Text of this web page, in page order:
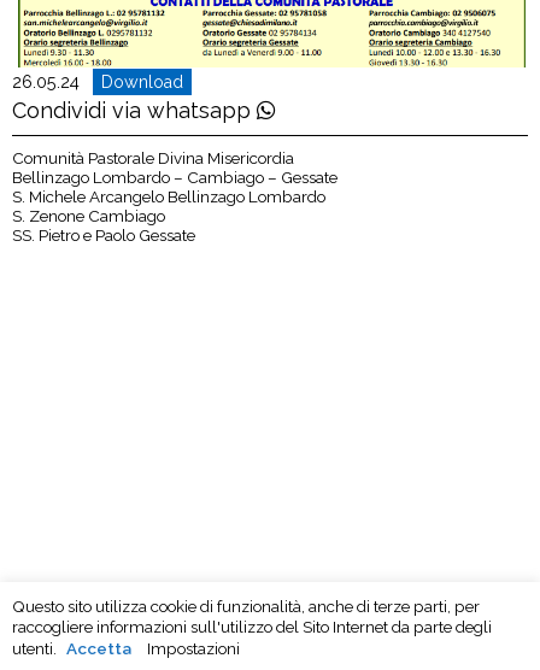
26.05.24 Download
Condividi via whatsapp
Comunità Pastorale Divina Misericordia
Bellinzago Lombardo – Cambiago – Gessate
S. Michele Arcangelo Bellinzago Lombardo
S. Zenone Cambiago
SS. Pietro e Paolo Gessate
Questo sito utilizza cookie di funzionalità, anche di terze parti, per
raccogliere informazioni sull'utilizzo del Sito Internet da parte degli
utenti.
Accetta Impostazioni